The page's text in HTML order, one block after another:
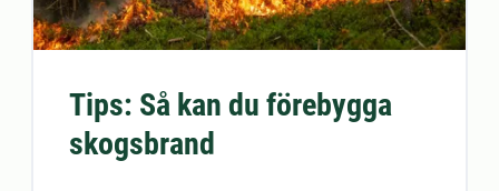
Tips: Så kan du förebygga
skogsbrand